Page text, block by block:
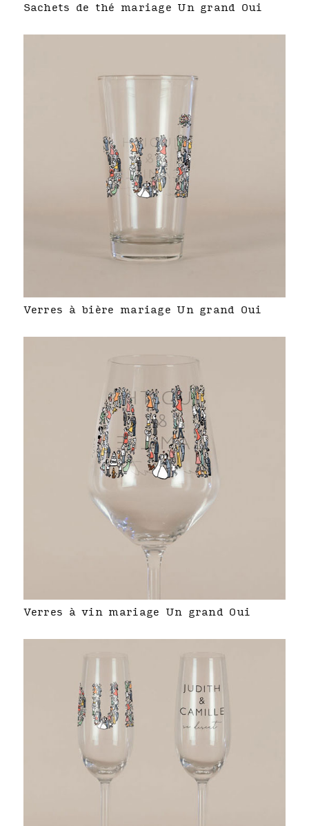
Sachets de thé mariage Un grand Oui
Verres à bière mariage Un grand Oui
Verres à vin mariage Un grand Oui